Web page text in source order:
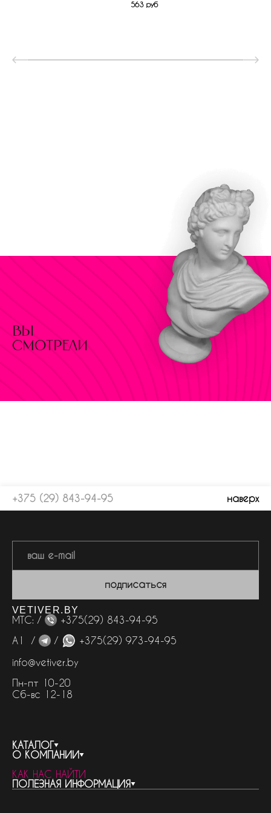
563 руб
вы
смотрели
+375 (29) 843-94-95 наверх
подписаться
VETIVER.BY
МТС: /
+375(29) 843-94-95
А1 /
/
+375(29) 973-94-95
info@vetiver.by
Пн-пт 10-20
Сб-вс 12-18
КАТАЛОГ
весь каталог
бренды
женская парфюмерия
О КОМПАНИИ
контакты
о компании
КАК НАС НАЙТИ
ПОЛЕЗНАЯ ИНФОРМАЦИЯ